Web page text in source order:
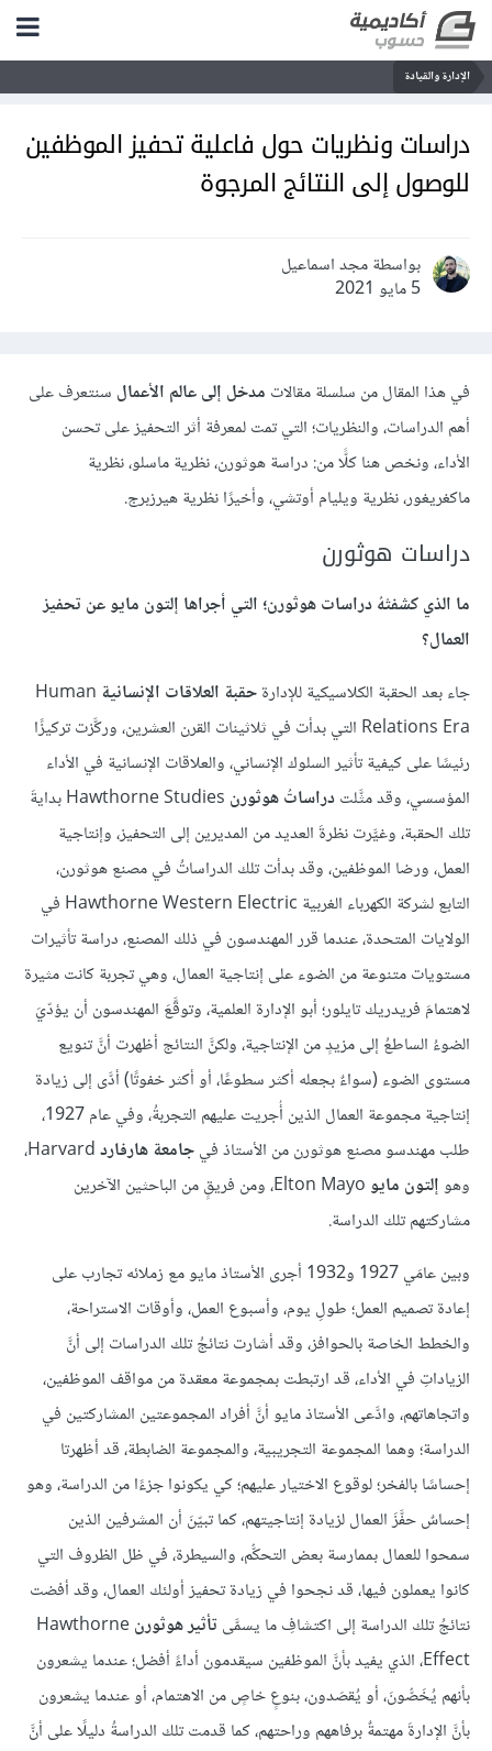
الإدارة والقيادة
دراسات ونظريات حول فاعلية تحفيز الموظفين
للوصول إلى النتائج المرجوة
بواسطة مجد اسماعيل
5 مايو 2021
في هذا المقال من سلسلة مقالات مدخل إلى عالم الأعمال سنتعرف على
أهم الدراسات، والنظريات؛ التي تمت لمعرفة أثر التحفيز على تحسن
الأداء، ونخص هنا كلًّا من: دراسة هوثورن، نظرية ماسلو، نظرية
ماكغريغور، نظرية ويليام أوتشي، وأخيرًا نظرية هيرزبرج.
دراسات هوثورن
ما الذي كشفتْهُ دراسات هوثورن؛ التي أجراها إلتون مايو عن تحفيز
العمال؟
جاء بعد الحقبة الكلاسيكية للإدارةحقبة العلاقات الإنسانية Human
Relations Era التي بدأت في ثلاثينات القرن العشرين، وركَّزت تركيزًا
رئيسًا على كيفية تأثير السلوك الإنساني، والعلاقات الإنسانية في الأداء
المؤسسي، وقد مثَّلتدراساتُ هوثورن
Hawthorne Studies بدايةَ
تلك الحقبة، وغيَّرت نظرةَ العديد من المديرين إلى التحفيز، وإنتاجية
العمل، ورضا الموظفين، وقد بدأت تلك الدراساتُ في مصنع هوثورن،
التابع لشركة الكهرباء الغربية Hawthorne Western Electric في
الولايات المتحدة، عندما قرر المهندسون في ذلك المصنع، دراسة تأثيرات
مستويات متنوعة من الضوء على إنتاجية العمال، وهي تجربة كانت مثيرة
لاهتمامَ فريدريك تايلور؛ أبو الإدارة العلمية، وتوقَّعَ المهندسون أن يؤدّيَ
الضوءُ الساطعُ إلى مزيدٍ من الإنتاجية، ولكنَّ النتائج أظهرت أنَّ تنويع
مستوى الضوء (سواءٌ بجعله أكثر سطوعًا، أو أكثر خفوتًا) أدَّى إلى زيادة
إنتاجية مجموعة العمال الذين أُجريت عليهم التجربةُ، وفي عام 1927،
طلب مهندسو مصنع هوثورن من الأستاذ فيجامعة هارفارد
Harvard،
وهوإلتون مايو
Elton Mayo، ومن فريقٍ من الباحثين الآخرين
مشاركتهم تلك الدراسة.
وبين عامَي 1927 و1932 أجرى الأستاذ مايو مع زملائه تجارب على
إعادة تصميم العمل؛ طولِ يوم، وأسبوع العمل، وأوقات الاستراحة،
والخطط الخاصة بالحوافز، وقد أشارت نتائجُ تلك الدراسات إلى أنَّ
الزياداتِ في الأداء، قد ارتبطت بمجموعة معقدة من مواقف الموظفين،
واتجاهاتهم، وادَّعى الأستاذ مايو أنَّ أفراد المجموعتين المشاركتين في
الدراسة؛ وهما المجموعة التجريبية، والمجموعة الضابطة، قد أظهرتا
إحساسًا بالفخر؛ لوقوع الاختيار عليهم؛ كي يكونوا جزءًا من الدراسة، وهو
إحساسٌ حفَّزَ العمال لزيادة إنتاجيتهم، كما تبيّنَ أن المشرفين الذين
سمحوا للعمال بممارسة بعض التحكُّم، والسيطرة، في ظل الظروف التي
كانوا يعملون فيها، قد نجحوا في زيادة تحفيز أولئك العمال، وقد أفضت
نتائجُ تلك الدراسة إلى اكتشافِ ما يسمَّى تأثير هوثورنHawthorne
Effect، الذي يفيد بأنَّ الموظفين سيقدمون أداءً أفضل؛ عندما يشعرون
بأنهم يُخَصُّونَ، أو يُقصَدون، بنوعٍ خاصٍ من الاهتمام، أو عندما يشعرون
بأنَّ الإدارةَ مهتمةٌ برفاههم وراحتهم، كما قدمت تلك الدراسةُ دليلًا على أنَّ